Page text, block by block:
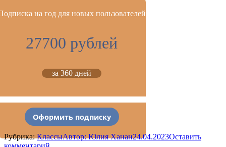
на год для новых пользователей
27700 рублей
за 360 дней
Оформить подписку
Рубрика:КлассыАвтор:Юлия Ханан24.04.2023Оставить